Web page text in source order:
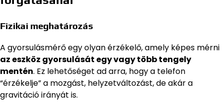
Fizikai meghatározás
A gyorsulásmérő egy olyan érzékelő, amely képes mérni
az eszköz gyorsulását egy vagy több tengely
mentén. Ez lehetőséget ad arra, hogy a telefon
“érzékelje” a mozgást, helyzetváltozást, de akár a
gravitáció irányát is.